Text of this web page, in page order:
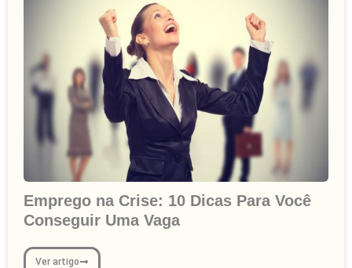
Emprego na Crise: 10 Dicas Para Você
Conseguir Uma Vaga
Ver artigo